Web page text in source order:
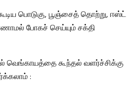
பொடுகு, பூஞ்சைத் தொற்று, ஈஸ்ட்
போகச் செய்யும் சக்தி
வெங்காயத்தை கூந்தல் வளர்ச்சிக்கு
: